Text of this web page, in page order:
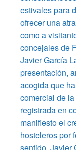
estivales para
ofrecer una
como a
concejales de
Javier García
presentación,
acogida que
comercial de
registrada en
manifiesto el
hosteleros por
sentido, Javier